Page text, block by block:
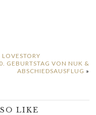
GEBURTSTAG VON NUK &
ABSCHIEDSAUSFLUG »
LIKE